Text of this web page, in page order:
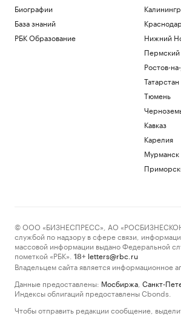
Биографии
База знаний
РБК Образование
Нижний
Пермский
Ростов-
Татарстан
Тюмень
Кавказ
Карелия
Мурманск
© ООО «БИЗНЕСПРЕСС», АО
службой по надзору в сфере связи,
массовой информации выдано Федеральной
пометкой «РБК».
18+ letters@rbc.ru
Владельцем сайта является информационное
Данные предоставлены: Мосбиржа Санкт-
Индексы облигаций предоставлены Cbonds.
Чтобы отправить редакции сообщение,